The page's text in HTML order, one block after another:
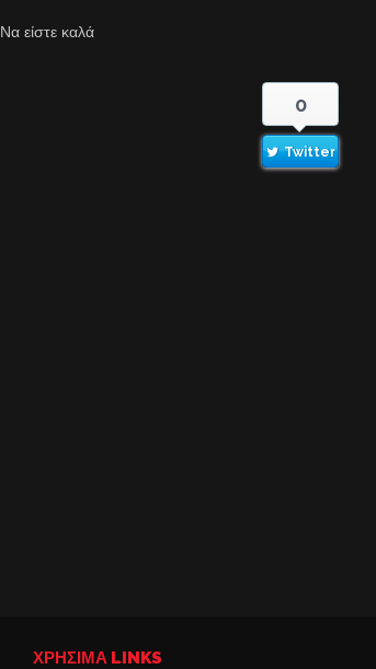
Να είστε καλά
0
Twitter
ΧΡΉΣΙΜΑ LINKS